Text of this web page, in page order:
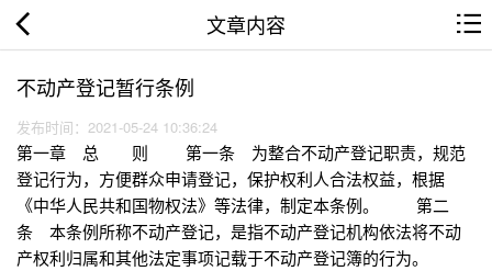
文章内容
不动产登记暂行条例
发布时间：2021-05-24 10:36:24
第一章 总 则 第一条 为整合不动产登记职责，规范
登记行为，方便群众申请登记，保护权利人合法权益，根据
《中华人民共和国物权法》等法律，制定本条例。 第二
条 本条例所称不动产登记，是指不动产登记机构依法将不动
产权利归属和其他法定事项记载于不动产登记簿的行为。